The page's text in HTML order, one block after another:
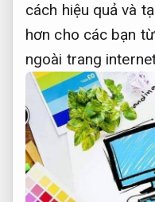
cách hiệu quả và
hơn cho các bạn
ngoài trang